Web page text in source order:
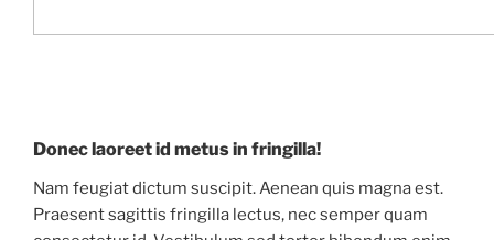
Donec laoreet id metus in fringilla!
Nam feugiat dictum suscipit. Aenean quis magna est.
Praesent sagittis fringilla lectus, nec semper quam